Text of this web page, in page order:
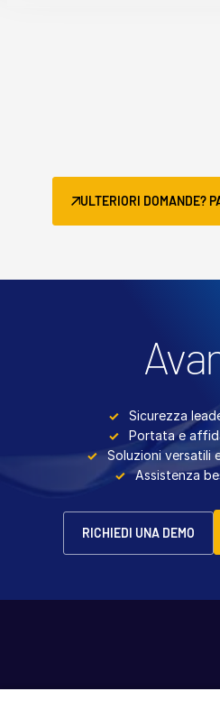
ULTERIORI DOMANDE?
RICHIEDI UNA DEMO
Sicurezza
Portata e
Soluzioni versatili
Assistenza